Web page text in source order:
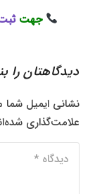
جهت
دیدگاهتان را
نشانی ایمیل
علامت‌گذاری